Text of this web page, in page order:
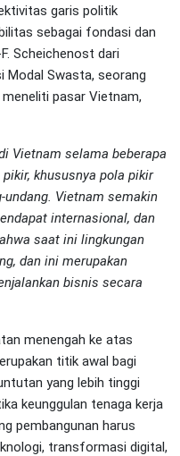
garis politik
sebagai fondasi dan
Scheichenost dari
Modal Swasta, seorang
pasar Vietnam,
Vietnam selama beberapa
khususnya pola pikir
undang. Vietnam semakin
internasional, dan
saat ini lingkungan
dan ini merupakan
bisnis secara
menengah ke atas
titik awal bagi
yang lebih tinggi
keunggulan tenaga kerja
pembangunan harus
transformasi digital,